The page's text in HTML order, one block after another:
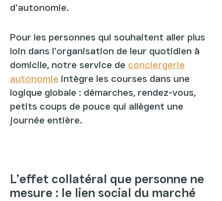
d’autonomie.
Pour les personnes qui souhaitent aller plus
loin dans l’organisation de leur quotidien à
domicile, notre service de conciergerie
autonomie intègre les courses dans une
logique globale : démarches, rendez-vous,
petits coups de pouce qui allègent une
journée entière.
L’effet collatéral que personne ne
mesure : le lien social du marché